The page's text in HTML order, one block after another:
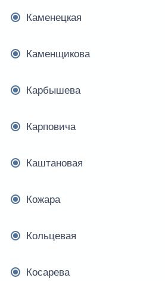
Каменецкая
Каменщикова
Карбышева
Карповича
Каштановая
Кожара
Кольцевая
Косарева